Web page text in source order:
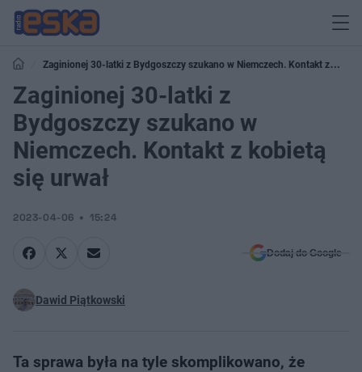
Zaginionej 30-latki z Bydgoszczy szukano w Niemczech. Kontakt z
kobietą się urwał
Zaginionej 30-latki z
Bydgoszczy szukano w
Niemczech. Kontakt z kobietą
się urwał
2023-04-06 15:24
Dodaj do Google
Dawid Piątkowski
Ta sprawa była na tyle skomplikowano, że